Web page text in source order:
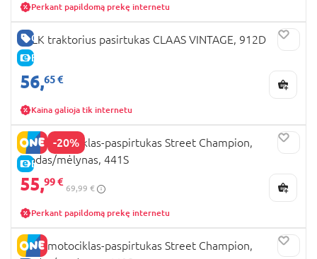
Perkant papildomą prekę internetu
GERA KAINA
E-KAINA
FALK traktorius pasirtukas CLAAS VINTAGE, 912D
56,65 €
Kaina galioja tik internetu
-20%
E-KAINA
FALK motociklas-paspirtukas Street Champion,
juodas/mėlynas, 441S
55,99 €
69,99 €
Perkant papildomą prekę internetu
FALK motociklas-paspirtukas Street Champion,